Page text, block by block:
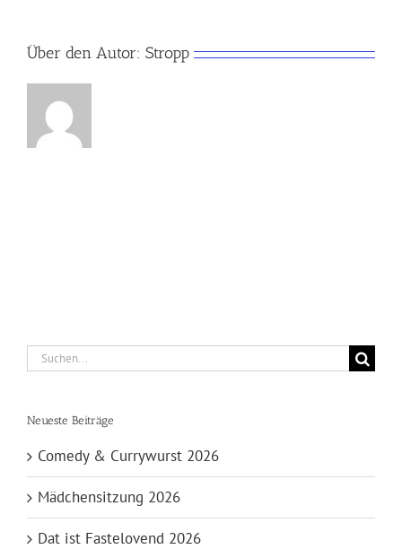
Über den Autor: Stropp
Suche
nach:
Neueste Beiträge
Comedy & Currywurst 2026
Mädchensitzung 2026
Dat ist Fastelovend 2026